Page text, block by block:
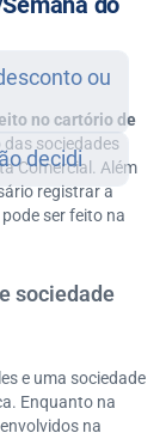
no cartório de
das sociedades
Comercial. Além
registrar a
ser feito na
sociedade
e uma sociedade
Enquanto na
na